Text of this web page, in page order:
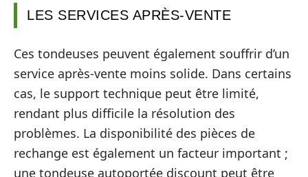
LES SERVICES APRÈS-VENTE
Ces tondeuses peuvent également souffrir d’un
service après-vente moins solide. Dans certains
cas, le support technique peut être limité,
rendant plus difficile la résolution des
problèmes. La disponibilité des pièces de
rechange est également un facteur important ;
une tondeuse autoportée discount peut être